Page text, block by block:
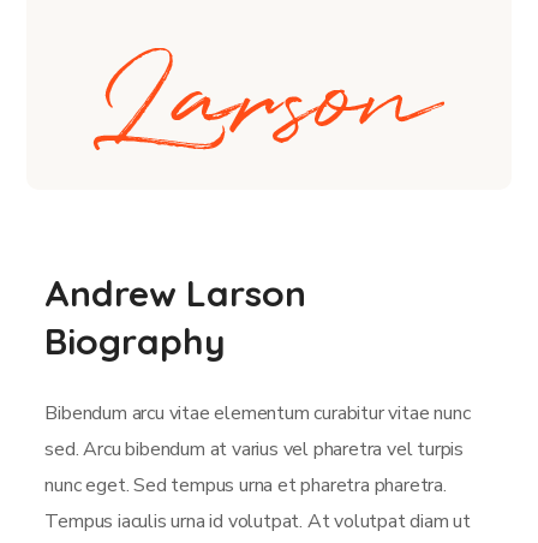
Andrew Larson
Biography
Bibendum arcu vitae elementum curabitur vitae nunc
sed. Arcu bibendum at varius vel pharetra vel turpis
nunc eget. Sed tempus urna et pharetra pharetra.
Tempus iaculis urna id volutpat. At volutpat diam ut